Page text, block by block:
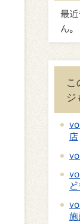
最近
ん。
こ
ジ
店
施